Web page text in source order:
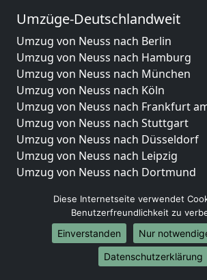
Umzüge-Deutschlandweit
Umzug von Neuss nach Berlin
Umzug von Neuss nach Hamburg
Umzug von Neuss nach München
Umzug von Neuss nach Köln
Umzug von Neuss nach Frankfurt
Umzug von Neuss nach Stuttgart
Umzug von Neuss nach Düsseldorf
Umzug von Neuss nach Leipzig
Umzug von Neuss nach Dortmund
Umzug von Neuss nach Bremen
Umzug von Neuss nach Dresden
Umzug von Neuss nach Hannover
Umzug von Neuss nach Nürnberg
Umzug von Neuss nach Duisburg
Diese Internetseite verwendet
Benutzerfreundlichkeit zu
Einverstanden
Nur
Datenschutzerklärung